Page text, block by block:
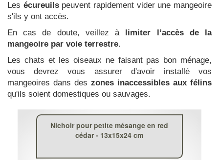
Les écureuilspeuvent rapidement vider une mangeoire
s'ils y ont accès.
En cas de doute, veillez à
limiter l’accès de la
mangeoire par voie terrestre.
Les chats et les oiseaux ne faisant pas bon ménage,
vous devrez vous assurer d'avoir installé vos
mangeoires dans des zones inaccessibles aux félins
qu'ils soient domestiques ou sauvages.
Nichoir pour petite mésange en red
cédar - 13x15x24 cm